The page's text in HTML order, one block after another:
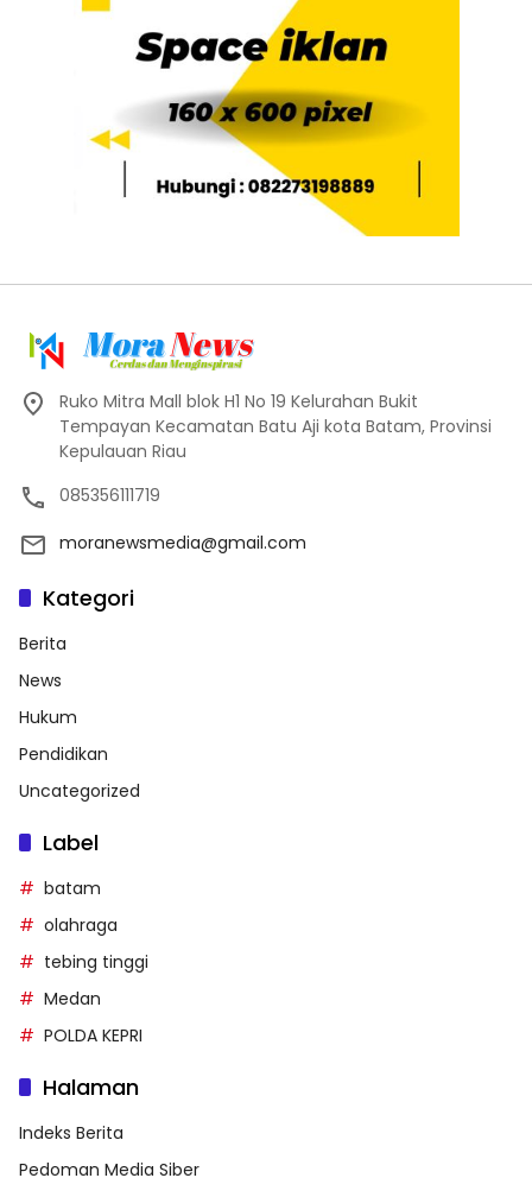
Ruko Mitra Mall blok H1 No 19 Kelurahan Bukit
Tempayan Kecamatan Batu Aji kota Batam, Provinsi
Kepulauan Riau
085356111719
moranewsmedia@gmail.com
Kategori
Berita
News
Hukum
Pendidikan
Uncategorized
Label
batam
olahraga
tebing tinggi
Medan
POLDA KEPRI
Halaman
Indeks Berita
Pedoman Media Siber